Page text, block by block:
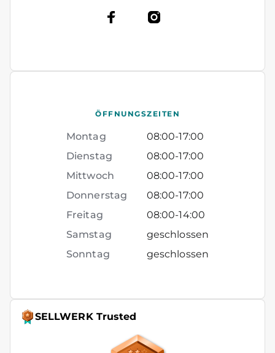
ÖFFNUNGSZEITEN
Montag 08:00-17:00
Dienstag
08:00-17:00
Mittwoch
08:00-17:00
Donnerstag
08:00-17:00
Freitag
08:00-14:00
Samstag
geschlossen
Sonntag
geschlossen
SELLWERK Trusted